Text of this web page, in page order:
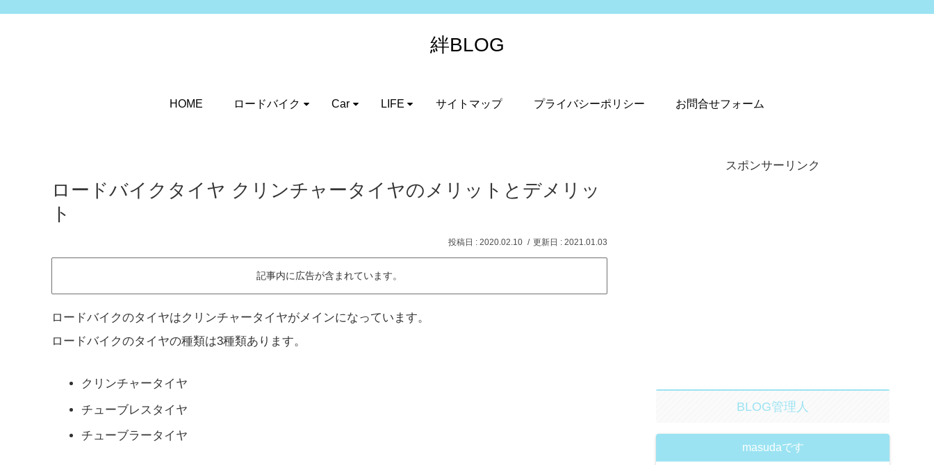
絆BLOG
HOME ロードバイク Car LIFE サイトマップ プライバシーポリシー お問合せフォーム
ロードバイクタイヤ クリンチャータイヤのメリットとデメリッ
ト
2020.02.10 2021.01.03
記事内に広告が含まれています。
ロードバイクのタイヤはクリンチャータイヤがメインになっています。
ロードバイクのタイヤの種類は3種類あります。
クリンチャータイヤ
チューブレスタイヤ
チューブラータイヤ
スポンサーリンク
BLOG管理人
masudaです